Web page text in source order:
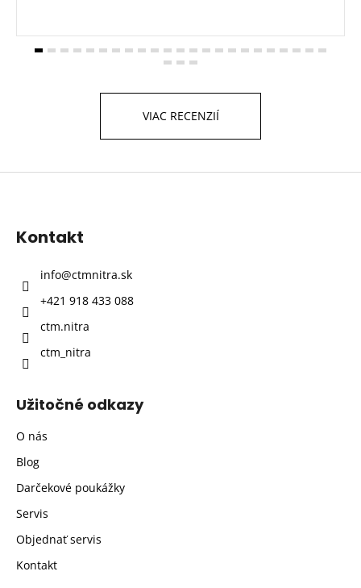
VIAC RECENZIÍ
Z
Kontakt
info@ctmnitra.sk
+421 918 433 088
ctm.nitra
ctm_nitra
Užitočné odkazy
O nás
Blog
Darčekové poukážky
Servis
Objednať servis
Kontakt